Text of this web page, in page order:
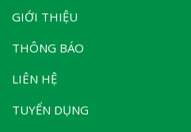
GIỚI THIỆU
THÔNG BÁO
LIÊN HỆ
TUYỂN DỤNG